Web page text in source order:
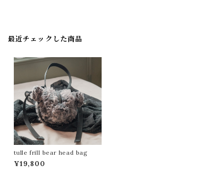
最近チェックした商品
tulle frill bear head bag
¥19,800